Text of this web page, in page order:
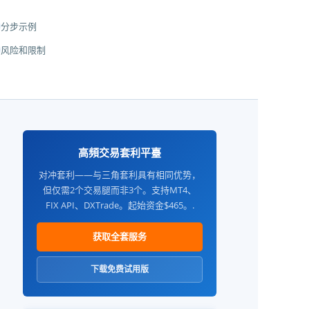
分步示例
风险和限制
高頻交易套利平臺
对冲套利——与三角套利具有相同优势，
但仅需2个交易腿而非3个。支持MT4、
FIX API、DXTrade。起始资金$465。.
获取全套服务
下载免费试用版